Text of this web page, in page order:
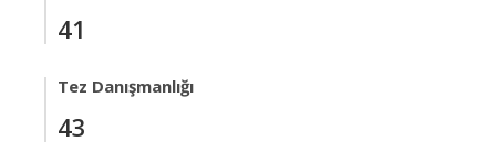
41
Tez Danışmanlığı
43